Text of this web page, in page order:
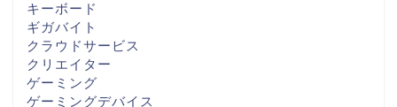
キーボード
ギガバイト
クラウドサービス
クリエイター
ゲーミング
ゲーミングデバイス